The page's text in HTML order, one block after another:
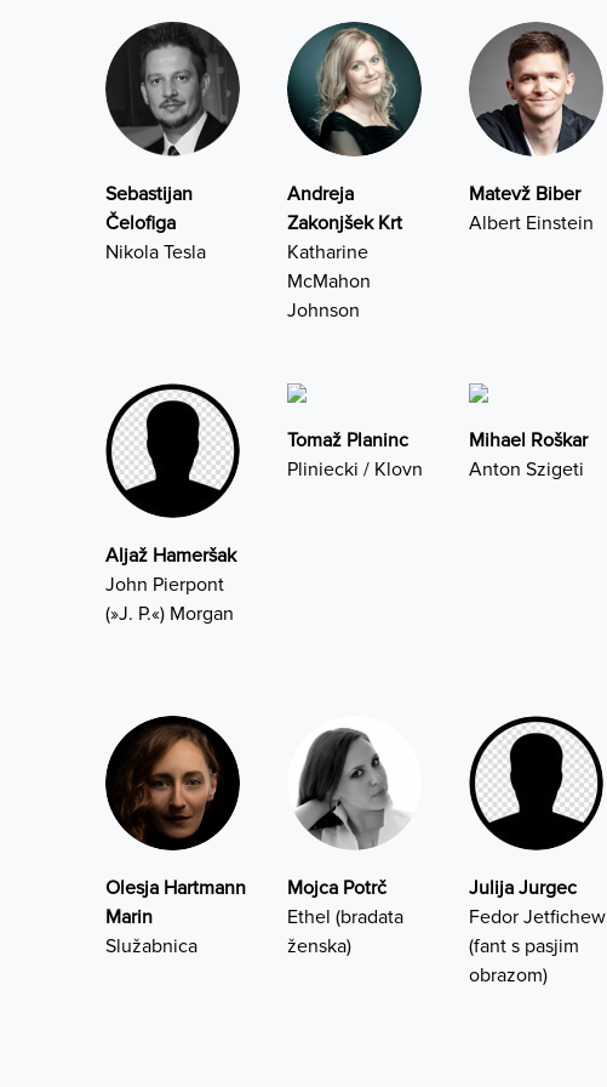
Sebastijan
Čelofiga
Nikola Tesla
Andreja
Zakonjšek Krt
Katharine
McMahon
Johnson
Matevž Biber
Albert Einstein
Aljaž Hameršak
John Pierpont
(»J. P.«) Morgan
Tomaž Planinc
Pliniecki / Klovn
Mihael Roškar
Anton Szigeti
Olesja Hartmann
Marin
Služabnica
Mojca Potrč
Ethel (bradata
ženska)
Julija Jurgec
Fedor Jetfichew
(fant s pasjim
obrazom)